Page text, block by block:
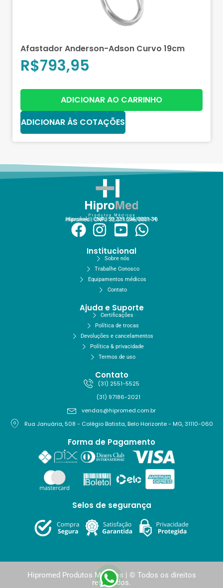
Afastador Anderson-Adson Curvo 19cm
R$793,95
ADICIONAR AO CARRINHO
ADICIONAR ÀS COTAÇÕES
Hiprolink | CNPJ 59.229.654/0001-34
Hipromed | CNPJ 32.311.246/0001-70
Institucional
Sobre nós
Trabalhe Conosco
Equipamentos médicos
Contato
Ajuda e Suporte
Certificações
Política de trocas
Devoluções e cancelamentos
Política & privacidade
Termos de uso
Contato
(31) 2551-5525
(31) 97186-2021
vendas@hipromed.com.br
Rua Januária, 508 - Colégio Batista, Belo Horizonte - MG, 31110-060
Forma de Pagamento
Selos de segurança
Hipromed Produtos Médicos | © Todos os direitos
reservados.